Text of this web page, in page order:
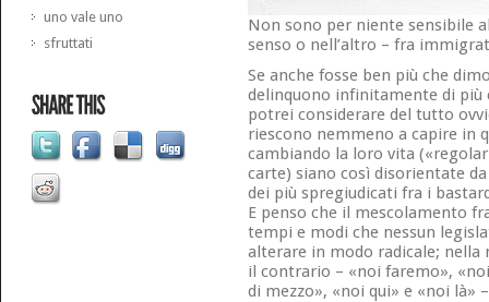
uno vale uno
sfruttati
Non sono per niente sensibile
senso o nell’altro – fra
Se anche fosse ben più che
delinquono infinitamente di più
potrei considerare del tutto
riescono nemmeno a capire in
cambiando la loro vita
carte) siano così disorientate
dei più spregiudicati fra i
E penso che il mescolamento
tempi e modi che nessun
alterare in modo radicale;
il contrario – «noi faremo»,
di mezzo», «noi qui» e «noi là»